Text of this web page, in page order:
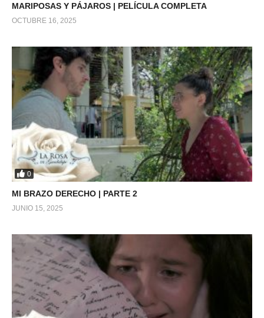
MARIPOSAS Y PÁJAROS | PELÍCULA COMPLETA
OCTUBRE 16, 2025
0
MI BRAZO DERECHO | PARTE 2
JUNIO 15, 2025